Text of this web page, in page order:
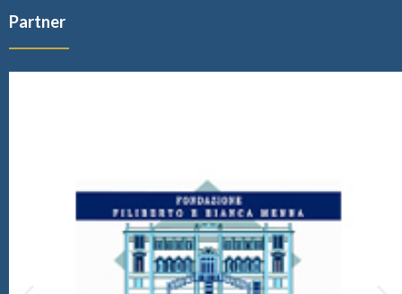
Partner